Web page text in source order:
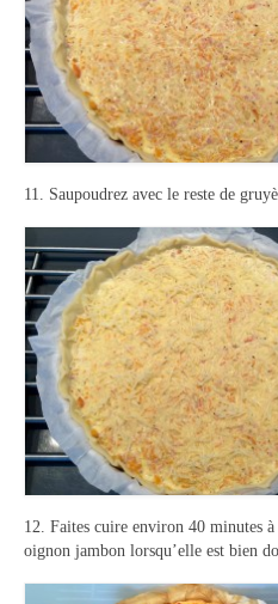
11. Saupoudrez avec le reste de
12. Faites cuire environ 40 minutes
oignon jambon lorsqu’elle est bien